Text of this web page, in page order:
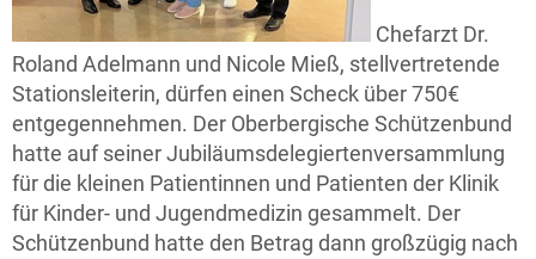
Chefarzt Dr.
Roland Adelmann und Nicole Mieß, stellvertretende
Stationsleiterin, dürfen einen Scheck über 750€
entgegennehmen. Der Oberbergische Schützenbund
hatte auf seiner Jubiläumsdelegiertenversammlung
für die kleinen Patientinnen und Patienten der Klinik
für Kinder- und Jugendmedizin gesammelt. Der
Schützenbund hatte den Betrag dann großzügig nach